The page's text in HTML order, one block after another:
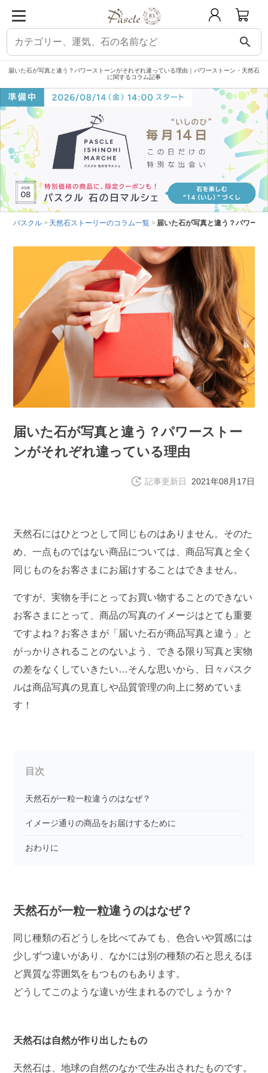
search
届いた石が写真と違う？パワーストーンがそれぞれ違っている理由｜パワーストーン・天然石
に関するコラム記事
パスクル 天然石ストーリーのコラム一覧 届いた石が写真と違う？パワー
届いた石が写真と違う？パワーストー
ンがそれぞれ違っている理由
記事更新日 2021年08月17日
天然石にはひとつとして同じものはありません。そのた
め、一点ものではない商品については、商品写真と全く
同じものをお客さまにお届けすることはできません。
ですが、実物を手にとってお買い物することのできない
お客さまにとって、商品の写真のイメージはとても重要
ですよね？お客さまが「届いた石が商品写真と違う」と
がっかりされることのないよう、できる限り写真と実物
の差をなくしていきたい…そんな思いから、日々パスク
ルは商品写真の見直しや品質管理の向上に努めていま
す！
目次
天然石が一粒一粒違うのはなぜ？
イメージ通りの商品をお届けするために
おわりに
天然石が一粒一粒違うのはなぜ？
同じ種類の石どうしを比べてみても、色合いや質感には
少しずつ違いがあり、なかには別の種類の石と思えるほ
ど異質な雰囲気をもつものもあります。
どうしてこのような違いが生まれるのでしょうか？
天然石は自然が作り出したもの
天然石は、地球の自然のなかで生み出されたものです。